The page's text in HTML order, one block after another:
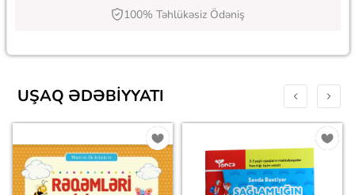
100% Təhlükəsiz Ödəniş
UŞAQ ƏDƏBIYYATI